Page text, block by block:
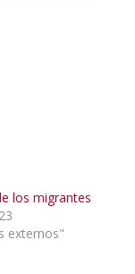
los migrantes
externos"